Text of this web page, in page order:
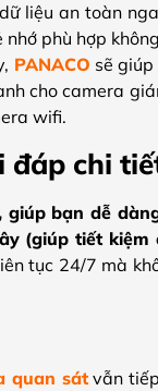
liệu an toàn
phù hợp
PANACO sẽ
cho camera
wifi.
đáp chi
bạn dễ
(giúp tiết kiệm
tục 24/7 mà
quan sátvẫn